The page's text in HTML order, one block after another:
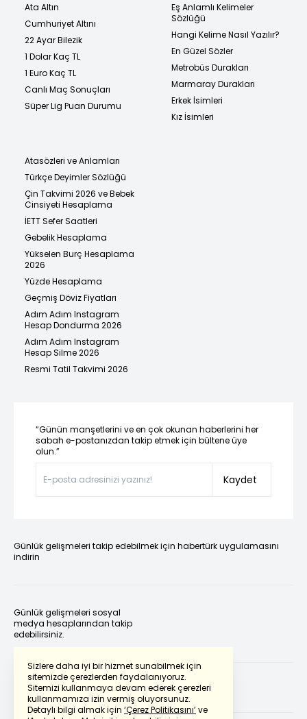
Sizlere daha iyi bir hizmet sunabilmek için
sitemizde çerezlerden faydalanıyoruz.
Sitemizi kullanmaya devam ederek çerezleri
kullanmamıza izin vermiş oluyorsunuz.
Detaylı bilgi almak için ‘Çerez Politikasını’ve
Ata Altın
Cumhuriyet Altını
22 Ayar Bilezik
1 Dolar Kaç TL
1 Euro Kaç TL
Canlı Maç Sonuçları
Süper Lig Puan Durumu
Eş Anlamlı Kelimeler
Sözlüğü
Hangi Kelime Nasıl Yazılır?
En Güzel Sözler
Metrobüs Durakları
Marmaray Durakları
Erkek İsimleri
Kız İsimleri
Atasözleri ve Anlamları
Türkçe Deyimler Sözlüğü
Çin Takvimi 2026 ve Bebek
Cinsiyeti Hesaplama
İETT Sefer Saatleri
Gebelik Hesaplama
Yükselen Burç Hesaplama
2026
Yüzde Hesaplama
Geçmiş Döviz Fiyatları
Adım Adım Instagram
Hesap Dondurma 2026
Adım Adım Instagram
Hesap Silme 2026
Resmi Tatil Takvimi 2026
“Günün manşetlerini ve en çok okunan haberlerini her
sabah e-postanızdan takip etmek için bültene üye
olun.”
Kaydet
Günlük gelişmeleri takip edebilmek için habertürk uygulamasını
indirin
Günlük gelişmeleri sosyal
medya hesaplarından takip
edebilirsiniz.